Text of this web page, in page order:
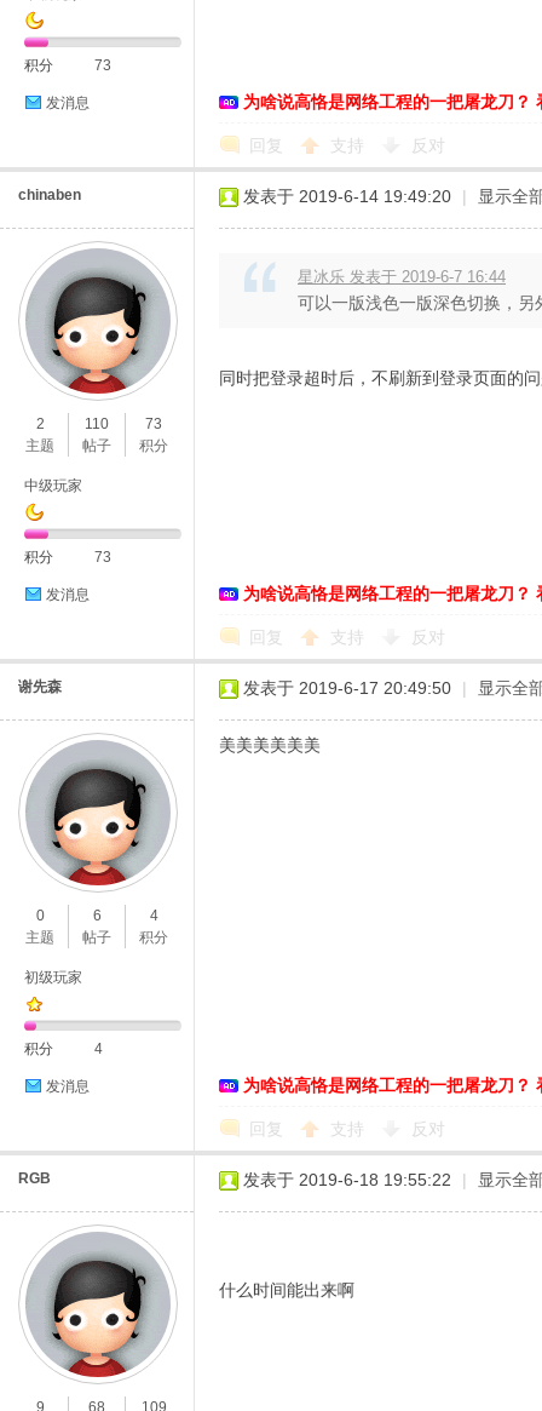
积分 73
发消息 为啥说高恪是网络工程的一把屠龙刀？
回复 支持 反对
chinaben
2
主题
110
帖子
73
积分
中级玩家
积分 73
发消息
发表于 2019-6-14 19:49:20 | 显示全
星冰乐 发表于 2019-6-7 16:44
可以一版浅色一版深色切换，
同时把登录超时后，不刷新到登录页面的
为啥说高恪是网络工程的一把屠龙刀？
回复 支持 反对
谢先森
0
主题
6
帖子
4
积分
初级玩家
积分 4
发消息
发表于 2019-6-17 20:49:50 | 显示全
美美美美美美
为啥说高恪是网络工程的一把屠龙刀？
回复 支持 反对
RGB
9
68
109
发表于 2019-6-18 19:55:22 | 显示全
什么时间能出来啊